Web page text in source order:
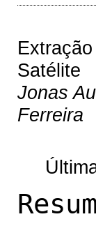
Satélite
Jonas
Ferreira